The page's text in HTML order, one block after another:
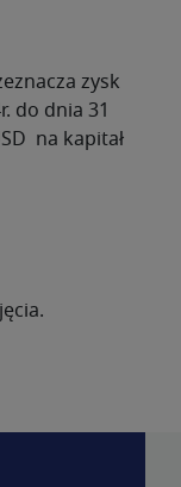
zysk
do dnia 31
na kapitał